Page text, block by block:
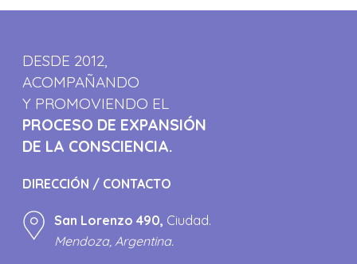
DESDE 2012,
ACOMPAÑANDO
Y PROMOVIENDO EL
PROCESO DE EXPANSIÓN
DE LA CONSCIENCIA.
DIRECCIÓN / CONTACTO
San Lorenzo 490, Ciudad.
Mendoza, Argentina.